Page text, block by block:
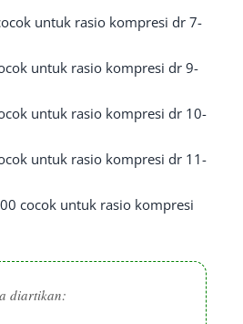
untuk rasio kompresi dr 7-
untuk rasio kompresi dr 9-
untuk rasio kompresi dr 10-
untuk rasio kompresi dr 11-
cocok untuk rasio kompresi
diartikan: